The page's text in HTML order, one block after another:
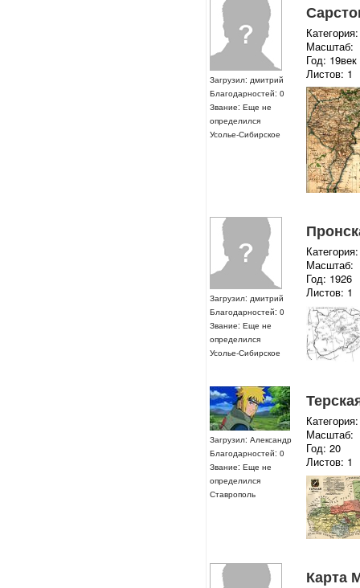
Загрузил: дмитрий
Благодарностей: 0
Звание: Еще не
определился
Усолье-Сибирское
Масштаб:
Год: 19век
Листов: 1
Загрузил: дмитрий
Благодарностей: 0
Звание: Еще не
определился
Усолье-Сибирское
Масштаб:
Год: 1926
Листов: 1
Загрузил: Александр
Благодарностей: 0
Звание: Еще не
определился
Ставрополь
Масштаб:
Год: 20
Листов: 1
Карта